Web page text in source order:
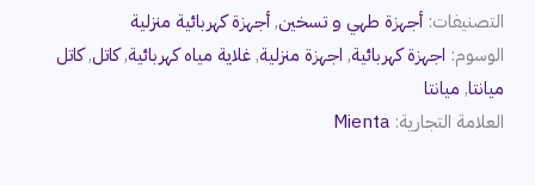
التصنيفات:أجهزة طهي و تسخين,أجهزة كهربائية منزلية
الوسوم: اجهزة كهربائية, اجهزة منزلية,غلاية مياه كهربائية,كاتل,كاتل
ميانتا, ميانتا
العلامة التجارية:Mienta